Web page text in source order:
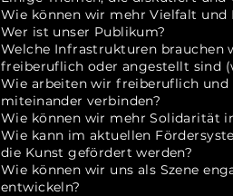
Wie können wir mehr Vielfalt und
Wer ist unser Publikum?
Welche Infrastrukturen brauchen
freiberuflich oder angestellt sind
Wie arbeiten wir freiberuflich
miteinander verbinden?
Wie können wir mehr Solidarität
Wie kann im aktuellen
die Kunst gefördert werden?
Wie können wir uns als Szene
entwickeln?